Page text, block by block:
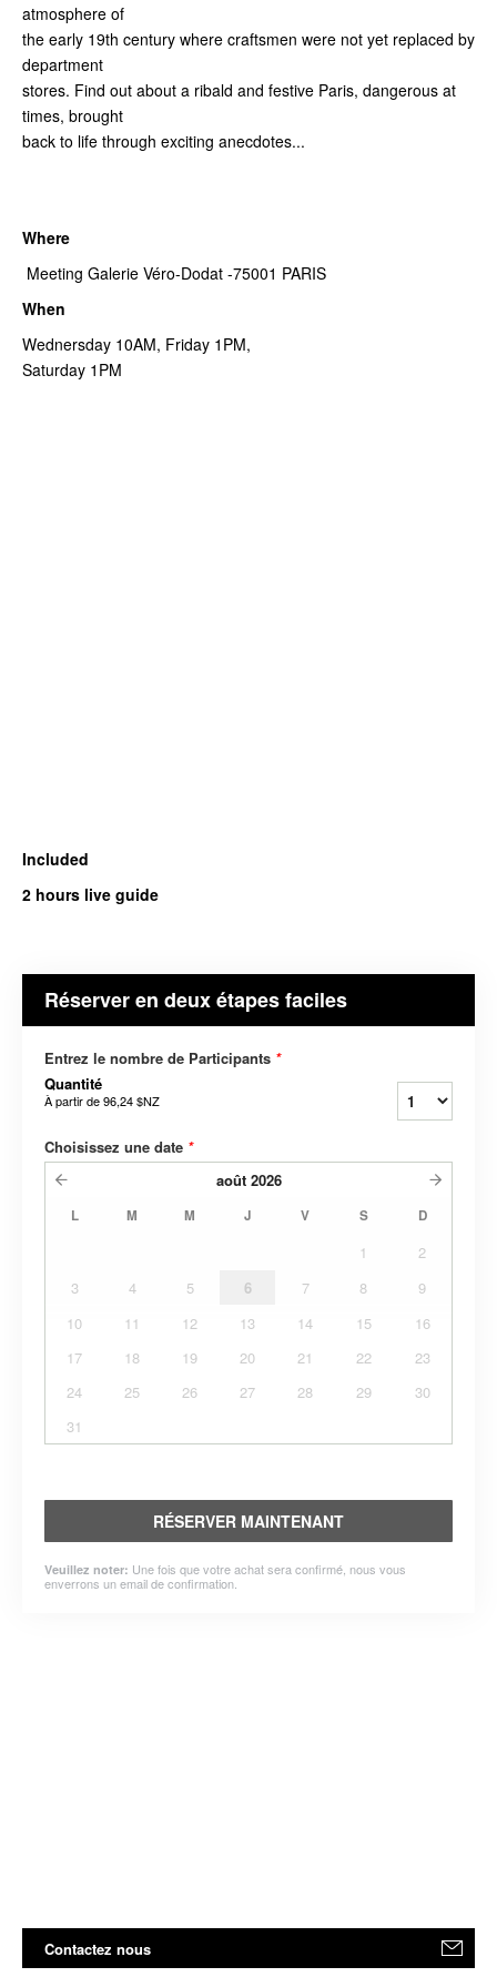
atmosphere of
the early 19th century where craftsmen were not yet replaced by
department
stores. Find out about a ribald and festive Paris, dangerous at
times, brought
back to life through exciting anecdotes...
Where
Meeting Galerie Véro-Dodat -75001 PARIS
When
Wednersday 10AM, Friday 1PM,
Saturday 1PM
Included
2 hours live guide
Réserver en deux étapes faciles
Entrez le nombre de Participants *
Quantité
À partir de96,24 $NZ
Choisissez une date *
août 2026
L M M J V S D
1
2
3
4 5 6 7 8
9
10
11 12 13 14 15
16
17
18 19 20 21 22
23
24
25 26 27 28 29
30
31
RÉSERVER MAINTENANT
Veuillez noter: Une fois que votre achat sera confirmé, nous vous
enverrons un email de confirmation.
Contactez nous